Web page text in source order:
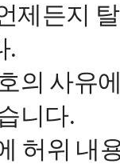
제든지
.
의 사유
니다.
위 내용